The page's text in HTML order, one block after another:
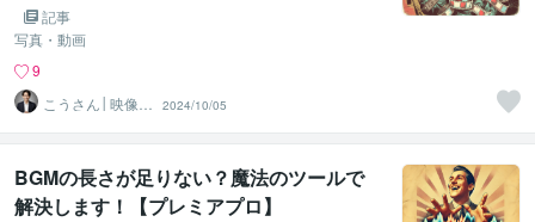
記事
写真・動画
9
こうさん│映像×
AI×SNS
2024/10/05
BGMの長さが足りない？魔法のツールで
解決します！【プレミアプロ】